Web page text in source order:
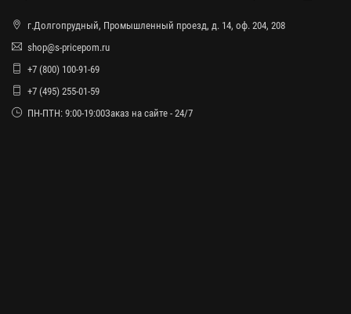
г.Долгопрудный, Промышленный проезд, д. 14, оф. 204, 208
shop@s-pricepom.ru
+7 (800) 100-91-69
+7 (495) 255-01-59
ПН-ПТН: 9:00-19:00Заказ на сайте - 24/7